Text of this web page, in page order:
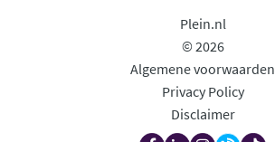
Plein.nl
© 2026
Algemene voorwaarden
Privacy Policy
Disclaimer